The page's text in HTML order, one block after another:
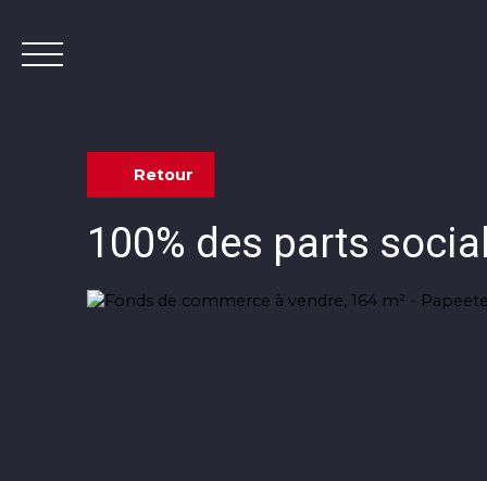
Contact
Retour
100% des parts